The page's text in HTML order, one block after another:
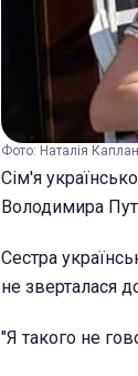
Фото: Наталія
Сім'я
Володимира
Сестра
не зверталася
"Я такого не